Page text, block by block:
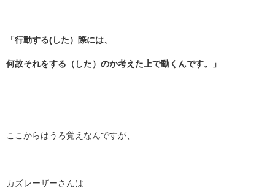
「行動する(した）際には、
何故それをする（した）のか考えた上で動くんです。」
ここからはうろ覚えなんですが、
カズレーザーさんは